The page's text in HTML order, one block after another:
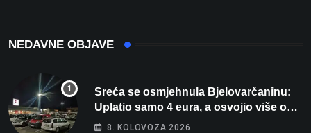
NEDAVNE OBJAVE
Sreća se osmjehnula Bjelovarčaninu:
Uplatio samo 4 eura, a osvojio više od
80 tisuća eura
8. KOLOVOZA 2026.